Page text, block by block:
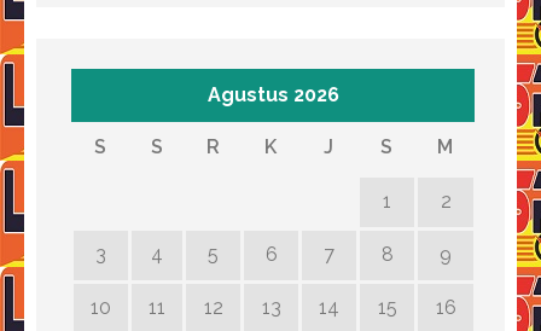
Agustus 2026
S S R K J S M
1 2
3 4 5 6 7 8 9
10 11 12 13 14 15 16